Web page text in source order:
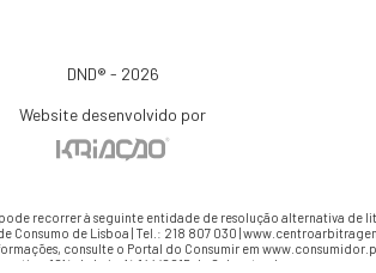
DND® - 2026
Website desenvolvido por
recorrer à seguinte entidade de resolução alternativa de
Consumo de Lisboa | Tel.: 218 807 030 |
consulte o Portal do Consumir em
artigo 18¼ da Lei n.¼ 144/2015 de 8 de setembro